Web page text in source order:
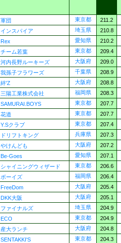
軍団 東京都
211.2
インスパイア 埼玉県
210.8
Rex 愛知県
210.2
チーム若葉 東京都
209.4
河内長野ルーキーズ 大阪府
209.0
我孫子フラワーズ 千葉県
208.9
絆'Z 大阪府
208.8
三陽工業株式会社 福岡県
208.3
SAMURAI.BOYS 東京都
207.7
花道 東京都
207.7
Y.Sクラブ 東京都
207.4
ドリフトキング 兵庫県
207.3
やけんども 大阪府
207.2
Be-Goes 愛知県
207.1
シャイニングウィザード 東京都
206.6
ボーイズ 福岡県
206.4
FreeDom 大阪府
205.4
DKK大阪 大阪府
205.1
ファイナルズ 埼玉県
204.9
ECO 東京都
204.9
産大ランチ 大阪府
204.8
SENTAKKI'S 東京都
204.3